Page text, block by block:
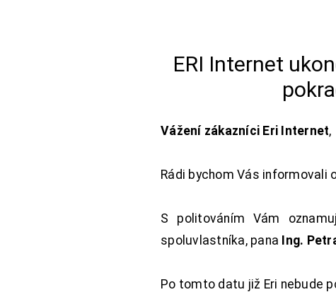
ERI Internet
Vážení zákazníci Eri Internet,
Rádi bychom Vás
S politováním Vám
spoluvlastníka, pana Ing.
Po tomto datu již Eri nebude